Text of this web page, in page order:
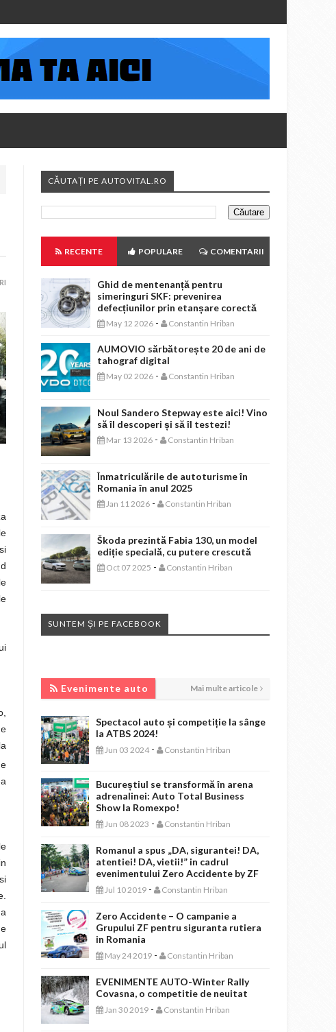
CĂUTAȚI PE AUTOVITAL.RO
RECENTE POPULARE COMENTARII
Ghid de mentenanță pentru
simeringuri SKF: prevenirea
defecțiunilor prin etanșare corectă
May 12 2026 - Constantin Hriban
AUMOVIO sărbătorește 20 de ani de
tahograf digital
May 02 2026 - Constantin Hriban
Noul Sandero Stepway este aici! Vino
să îl descoperi și să îl testezi!
Mar 13 2026 - Constantin Hriban
Înmatriculările de autoturisme în
Romania în anul 2025
Jan 11 2026 - Constantin Hriban
Škoda prezintă Fabia 130, un model
ediție specială, cu putere crescută
Oct 07 2025 - Constantin Hriban
SUNTEM ȘI PE FACEBOOK
Evenimente auto Mai multe articole
Spectacol auto și competiție la sânge
la ATBS 2024!
Jun 03 2024 - Constantin Hriban
Bucureștiul se transformă în arena
adrenalinei: Auto Total Business
Show la Romexpo!
Jun 08 2023 - Constantin Hriban
Romanul a spus „DA, sigurantei! DA,
atentiei! DA, vietii!” in cadrul
evenimentului Zero Accidente by ZF
Jul 10 2019 - Constantin Hriban
Zero Accidente – O campanie a
Grupului ZF pentru siguranta rutiera
in Romania
May 24 2019 - Constantin Hriban
EVENIMENTE AUTO-Winter Rally
Covasna, o competitie de neuitat
Jan 30 2019 - Constantin Hriban